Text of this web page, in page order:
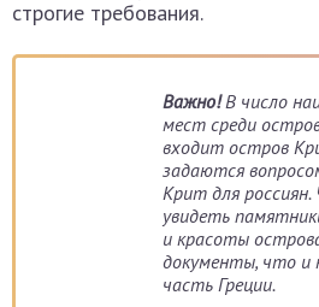
строгие требования.
Важно!В число
мест среди
входит остров
задаются
Крит для
увидеть
и красоты
документы, что и
часть Греции.